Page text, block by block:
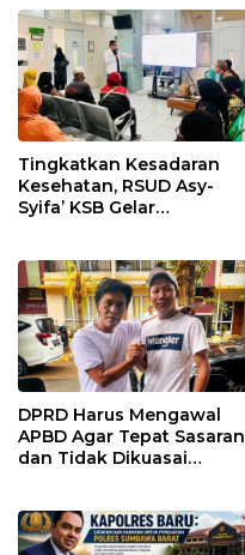
Tingkatkan Kesadaran
Kesehatan, RSUD Asy-
Syifa’ KSB Gelar
DPRD Harus Mengawal
APBD Agar Tepat Sasaran
dan Tidak Dikuasai